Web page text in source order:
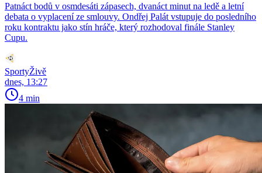
Patnáct bodů v osmdesáti zápasech, dvanáct minut na ledě a letní
debata o vyplacení ze smlouvy. Ondřej Palát vstupuje do posledního
roku kontraktu jako stín hráče, který rozhodoval finále Stanley
Cupu.
SportyŽivě
dnes, 13:27
4 min